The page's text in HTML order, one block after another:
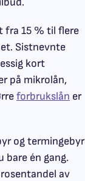
fra 15 % til flere
Sistnevnte
kort
på mikrolån,
forbrukslån er
og termingebyr
bare én gang.
av